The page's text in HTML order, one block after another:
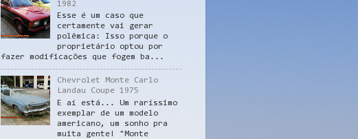
1982
Esse é um caso que
certamente vai gerar
polêmica: Isso porque o
proprietário optou por
fazer modificações que fogem ba...
Chevrolet Monte Carlo
Landau Coupe 1975
E aí está... Um raríssimo
exemplar de um modelo
americano, um sonho pra
muita gente! "Monte